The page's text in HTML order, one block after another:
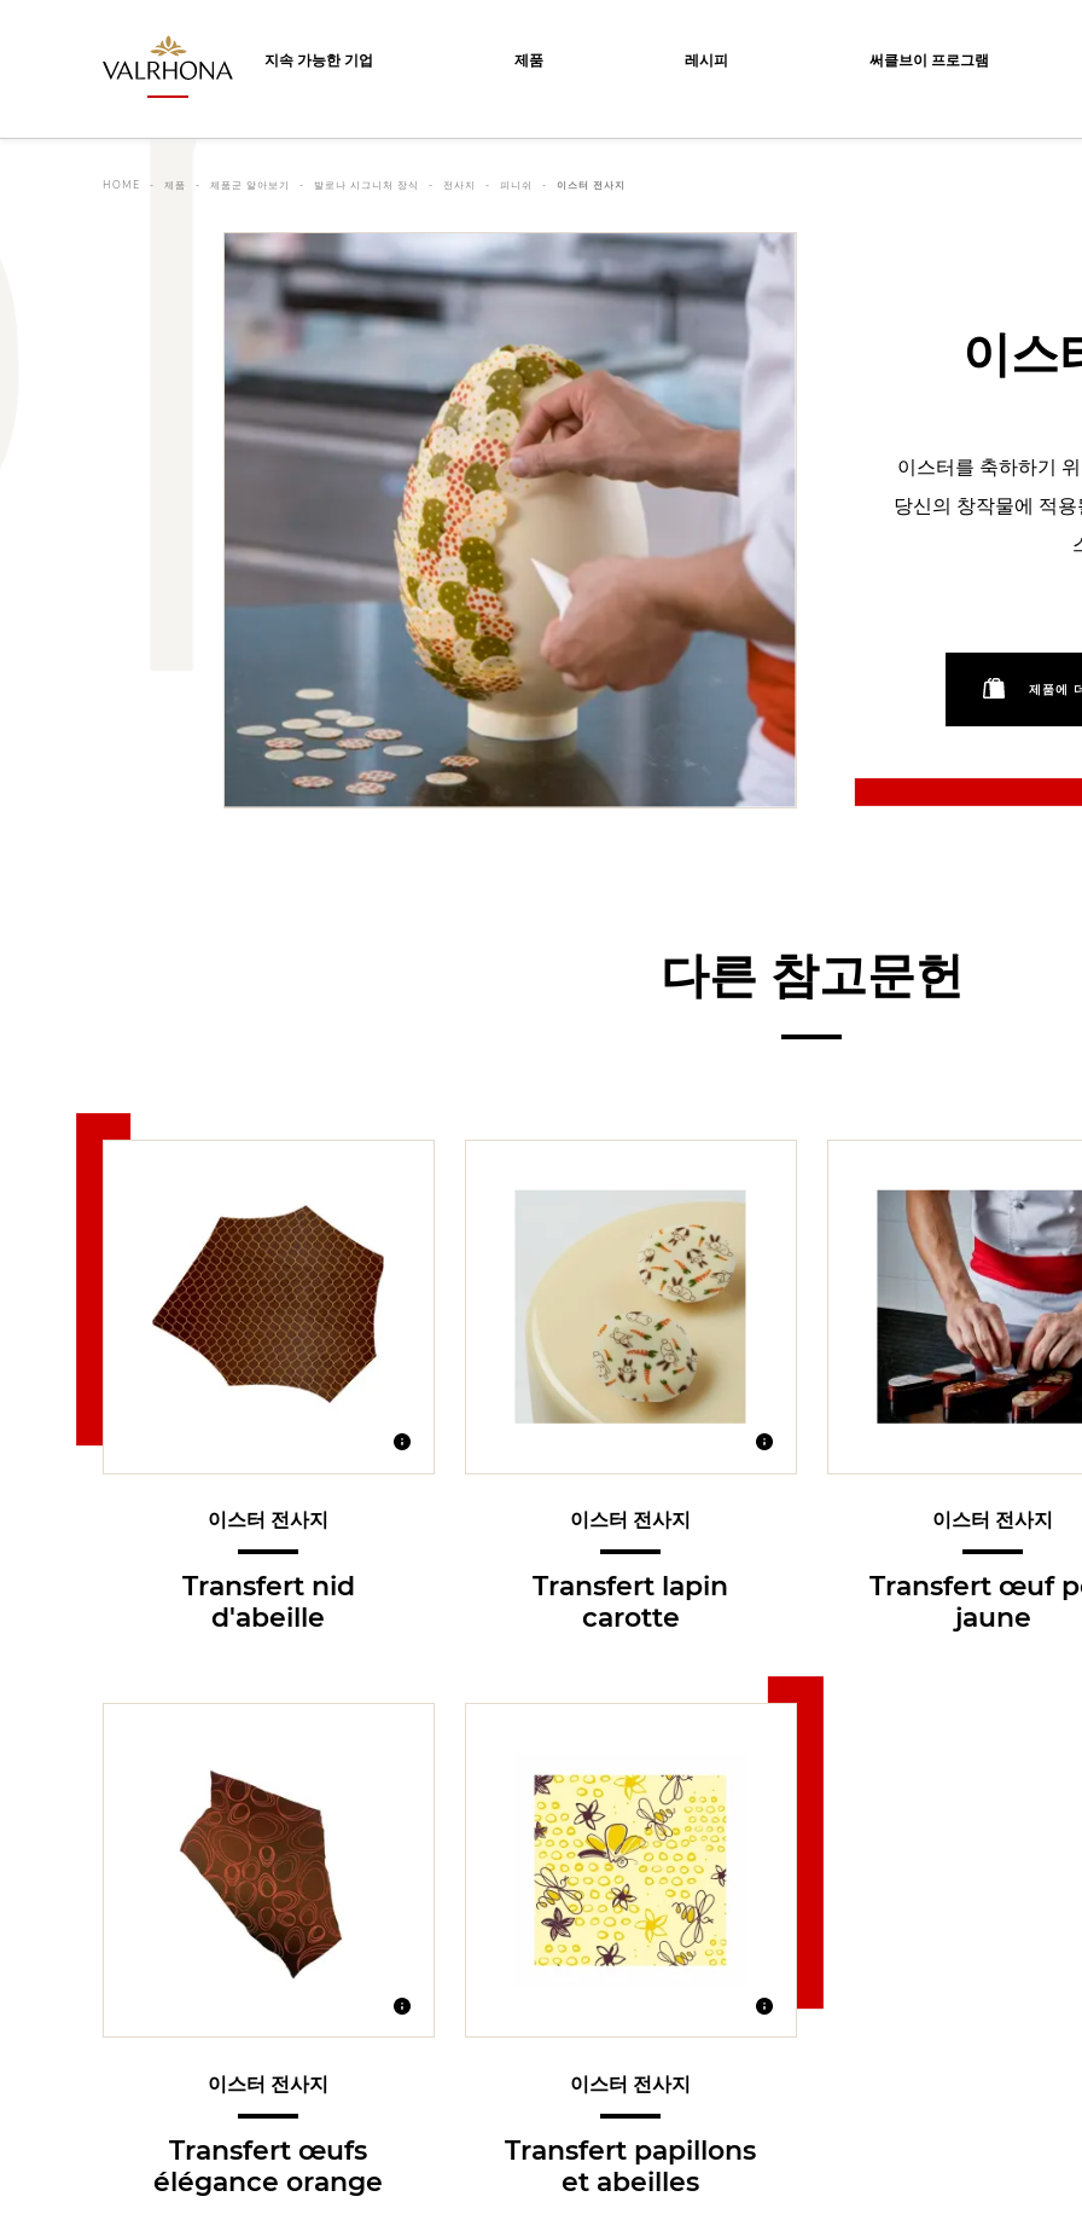
Valrhona - Imaginons le meilleur du chocolat
지속 가능한 기업 제품 레시피 써클브이 프로그램
HOME 제품 제품군 알아보기 발로나 시그니처 장식 전사지 피니쉬 이스터 전사지
이스
이스터를 축하하기
당신의 창작물에 적
제품에
다른 참고문헌
이스터 전사지
Transfert nid
d'abeille
이스터 전사지
Transfert lapin
carotte
이스터 전사지
Transfert œuf
jaune
이스터 전사지
Transfert œufs
élégance orange
이스터 전사지
Transfert papillons
et abeilles